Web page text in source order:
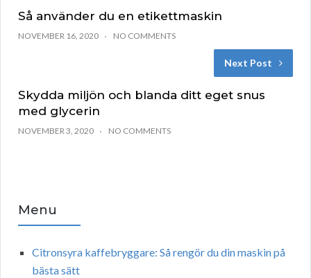
Så använder du en etikettmaskin
NOVEMBER 16, 2020 NO COMMENTS
Next Post
Skydda miljön och blanda ditt eget snus
med glycerin
NOVEMBER 3, 2020 NO COMMENTS
Menu
Citronsyra kaffebryggare: Så rengör du din maskin på
bästa sätt